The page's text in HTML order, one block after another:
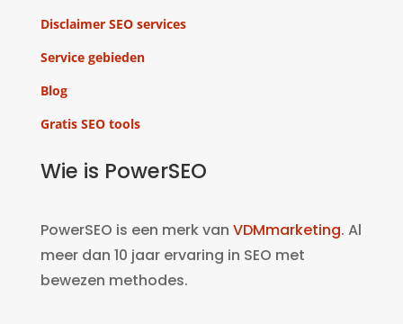
Disclaimer SEO services
Service gebieden
Blog
Gratis SEO tools
Wie is PowerSEO
PowerSEO is een merk van VDMmarketing. Al
meer dan 10 jaar ervaring in SEO met
bewezen methodes.